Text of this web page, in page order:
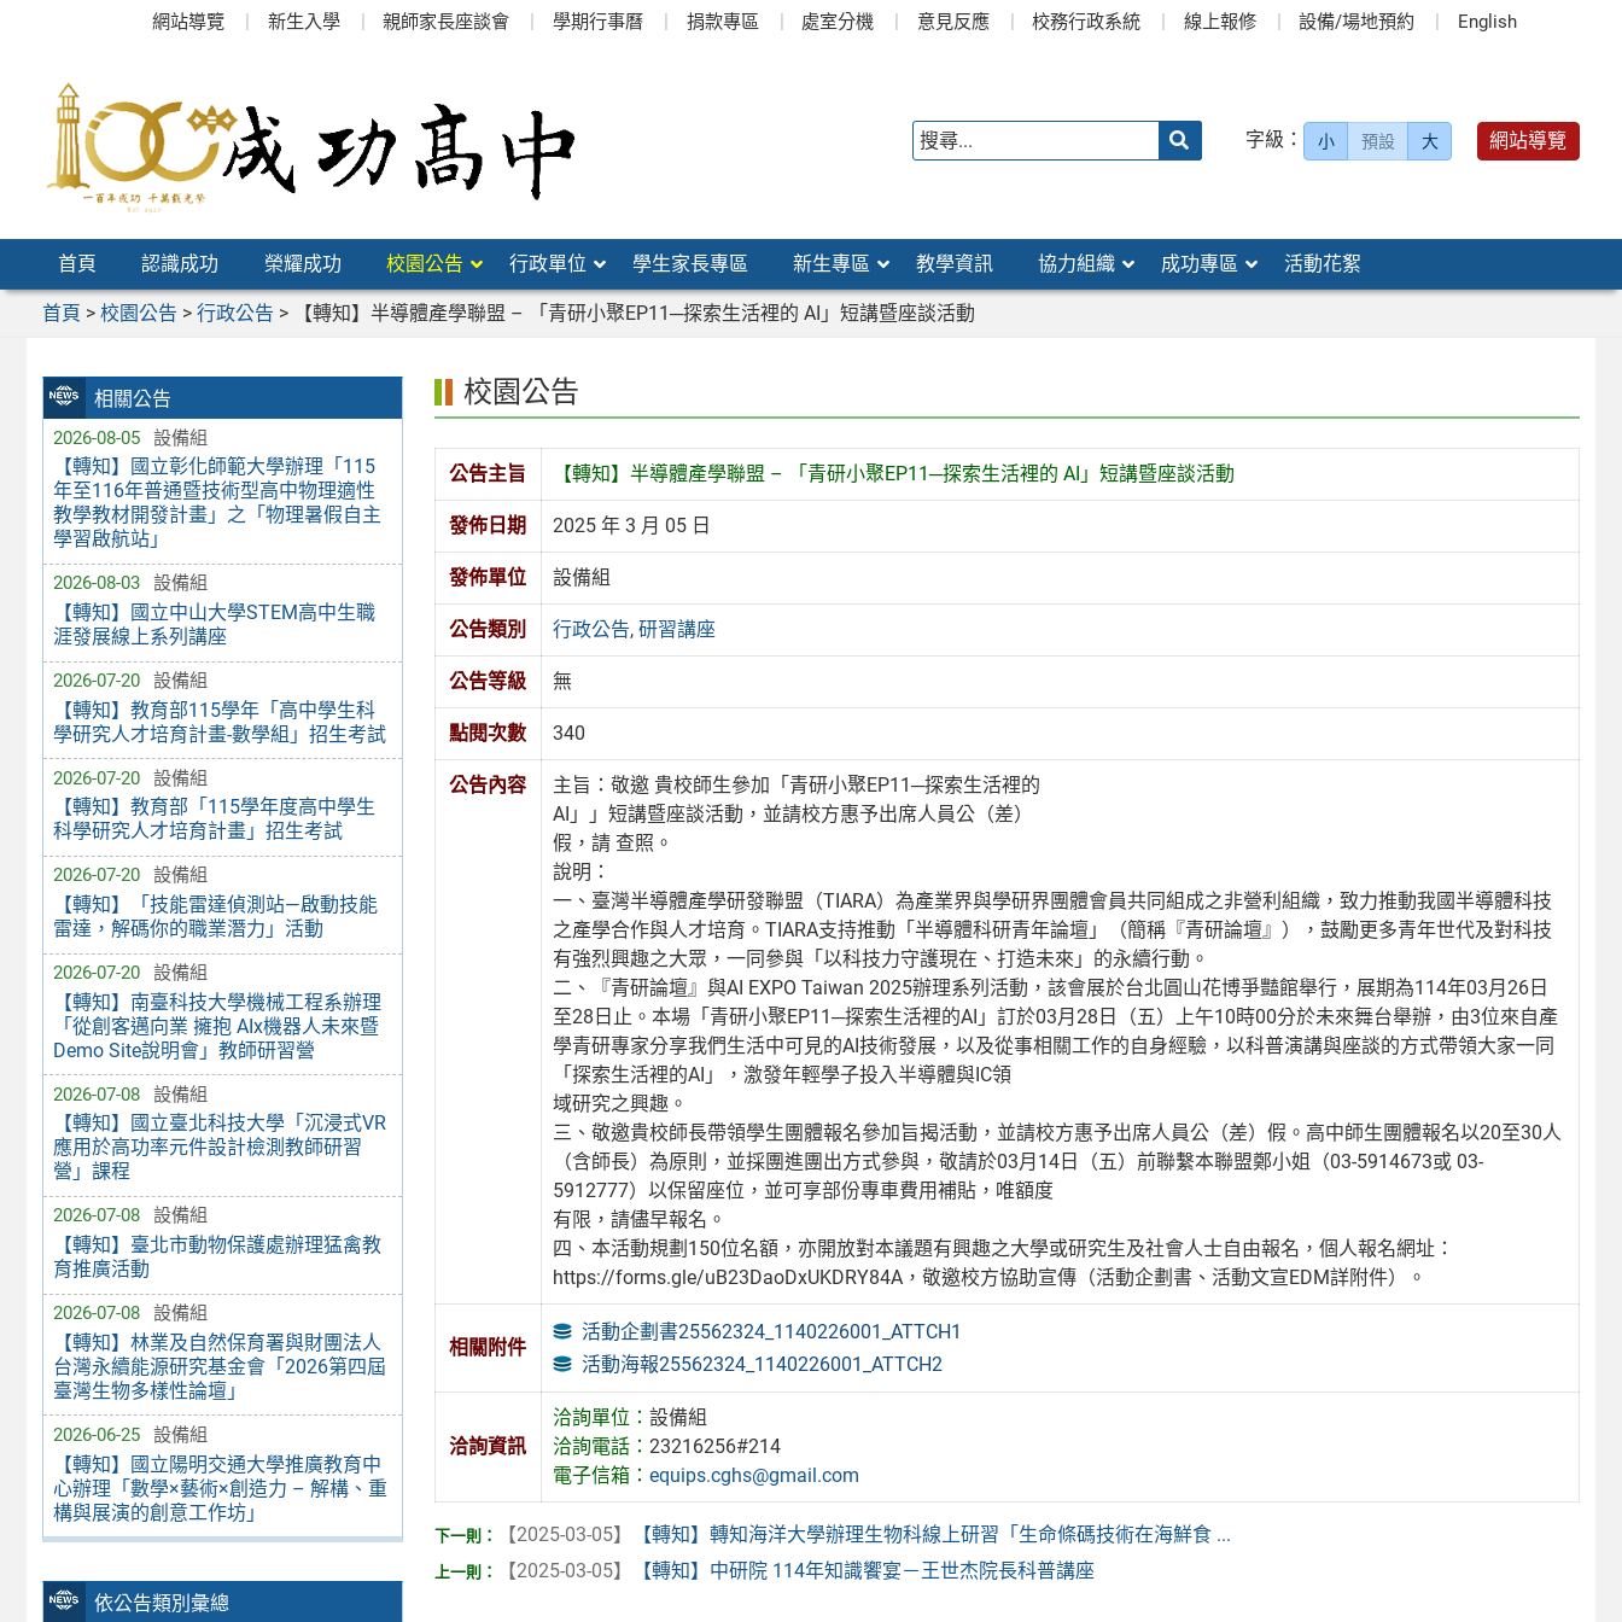
網站導覽 新生入學 親師家長座談會 學期行事曆 捐款專區 處室分機 意見反應 校務行政系統 線上報修 設備/場地預約 English
字級： 小 預設 大 網站導覽
首頁 認識成功 榮耀成功 校園公告 行政單位 學生家長專區 新生專區 教學資訊 協力組織 成功專區 活動花絮
首頁 > 校園公告 > 行政公告 > 【轉知】半導體產學聯盟 – 「青研小聚EP11─探索生活裡的 AI」短講暨座談活動
相關公告
2026-08-05 設備組
【轉知】國立彰化師範大學辦理「115
年至116年普通暨技術型高中物理適性
教學教材開發計畫」之「物理暑假自主
學習啟航站」
2026-08-03 設備組
【轉知】國立中山大學STEM高中生職
涯發展線上系列講座
2026-07-20 設備組
【轉知】教育部115學年「高中學生科
學研究人才培育計畫-數學組」招生考試
2026-07-20 設備組
【轉知】教育部「115學年度高中學生
科學研究人才培育計畫」招生考試
2026-07-20 設備組
【轉知】「技能雷達偵測站—啟動技能
雷達，解碼你的職業潛力」活動
2026-07-20 設備組
【轉知】南臺科技大學機械工程系辦理
「從創客邁向業 擁抱 AIx機器人未來暨
Demo Site說明會」教師研習營
2026-07-08 設備組
【轉知】國立臺北科技大學「沉浸式VR
應用於高功率元件設計檢測教師研習
營」課程
2026-07-08 設備組
【轉知】臺北市動物保護處辦理猛禽教
育推廣活動
2026-07-08 設備組
【轉知】林業及自然保育署與財團法人
台灣永續能源研究基金會「2026第四屆
臺灣生物多樣性論壇」
2026-06-25 設備組
【轉知】國立陽明交通大學推廣教育中
心辦理「數學×藝術×創造力 – 解構、重
構與展演的創意工作坊」
依公告類別彙總
校園公告
公告主旨 【轉知】半導體產學聯盟 – 「青研小聚EP11─探索生活裡的 AI」短講暨座談活動
發佈日期 2025 年 3 月 05 日
發佈單位 設備組
公告類別 行政公告,研習講座
公告等級 無
點閱次數 340
公告內容
主旨：敬邀 貴校師生參加「青研小聚EP11─探索生活裡的
AI」」短講暨座談活動，並請校方惠予出席人員公（差）
假，請 查照。
說明：
一、臺灣半導體產學研發聯盟（TIARA）為產業界與學研界團體會員共同組成之非營利組織，致力推動我國半導體科技
之產學合作與人才培育。TIARA支持推動「半導體科研青年論壇」（簡稱『青研論壇』），鼓勵更多青年世代及對科技
有強烈興趣之大眾，一同參與「以科技力守護現在、打造未來」的永續行動。
二、『青研論壇』與AI EXPO Taiwan 2025辦理系列活動，該會展於台北圓山花博爭豔館舉行，展期為114年03月26日
至28日止。本場「青研小聚EP11─探索生活裡的AI」訂於03月28日（五）上午10時00分於未來舞台舉辦，由3位來自產
學青研專家分享我們生活中可見的AI技術發展，以及從事相關工作的自身經驗，以科普演講與座談的方式帶領大家一同
「探索生活裡的AI」，激發年輕學子投入半導體與IC領
域研究之興趣。
三、敬邀貴校師長帶領學生團體報名參加旨揭活動，並請校方惠予出席人員公（差）假。高中師生團體報名以20至30人
（含師長）為原則，並採團進團出方式參與，敬請於03月14日（五）前聯繫本聯盟鄭小姐（03-5914673或 03-
5912777）以保留座位，並可享部份專車費用補貼，唯額度
有限，請儘早報名。
四、本活動規劃150位名額，亦開放對本議題有興趣之大學或研究生及社會人士自由報名，個人報名網址：
https://forms.gle/uB23DaoDxUKDRY84A，敬邀校方協助宣傳（活動企劃書、活動文宣EDM詳附件）。
相關附件
活動企劃書25562324_1140226001_ATTCH1
活動海報25562324_1140226001_ATTCH2
洽詢資訊
洽詢單位：設備組
洽詢電話：23216256#214
電子信箱：equips.cghs@gmail.com
【2025-03-05】
【轉知】轉知海洋大學辦理生物科線上研習「生命條碼技術在海鮮食 ...
【2025-03-05】
【轉知】中研院 114年知識饗宴－王世杰院長科普講座